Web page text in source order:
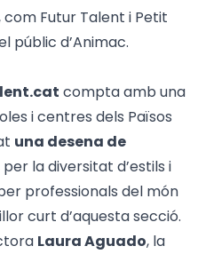
Futur Talent i Petit
públic d’Animac.
compta amb una
i centres dels Països
una desena de
la diversitat d’estils i
professionals del món
curt d’aquesta secció.
Laura Aguado, la